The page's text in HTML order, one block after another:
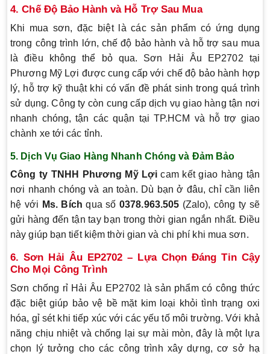
4.Chế Độ Bảo Hành và Hỗ Trợ Sau Mua
Khi mua sơn, đặc biệt là các sản phẩm có ứng dụng
trong công trình lớn, chế độ bảo hành và hỗ trợ sau mua
là điều không thể bỏ qua. Sơn Hải Âu EP2702 tại
Phương Mỹ Lợi được cung cấp với chế độ bảo hành hợp
lý, hỗ trợ kỹ thuật khi có vấn đề phát sinh trong quá trình
sử dụng. Công ty còn cung cấp dịch vụ giao hàng tận nơi
nhanh chóng, tận các quận tại TP.HCM và hỗ trợ giao
chành xe tới các tỉnh.
5. Dịch Vụ Giao Hàng Nhanh Chóng và Đảm Bảo
Công ty TNHH Phương Mỹ Lợicam kết giao hàng tận
nơi nhanh chóng và an toàn. Dù bạn ở đâu, chỉ cần liên
hệ với Ms. Bích qua số0378.963.505 (Zalo), công ty sẽ
gửi hàng đến tận tay bạn trong thời gian ngắn nhất. Điều
này giúp bạn tiết kiệm thời gian và chi phí khi mua sơn.
6.Sơn Hải Âu EP2702 – Lựa Chọn Đáng Tin Cậy
Cho Mọi Công Trình
Sơn chống rỉ Hải Âu EP2702 là sản phẩm có công thức
đặc biệt giúp bảo vệ bề mặt kim loại khỏi tình trạng oxi
hóa, gỉ sét khi tiếp xúc với các yếu tố môi trường. Với khả
năng chịu nhiệt và chống lại sự mài mòn, đây là một lựa
chọn lý tưởng cho các công trình xây dựng, cơ sở hạ